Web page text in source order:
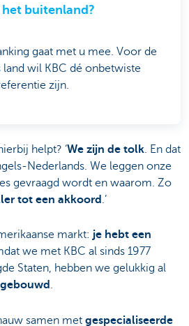
het buitenland?
gaat met u mee. Voor de
land wil KBC dé onbetwiste
zijn.
helpt? ‘We zijn de tolk. En dat
Nederlands. We leggen onze
gevraagd wordt en waarom. Zo
tot een akkoord .’
markt: je hebt een
we met KBC al sinds 1977
Staten, hebben we gelukkig al
.
samen met gespecialiseerde